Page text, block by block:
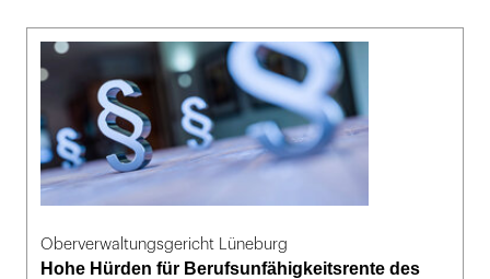
Oberverwaltungsgericht Lüneburg
Hohe Hürden für Berufsunfähigkeitsrente des